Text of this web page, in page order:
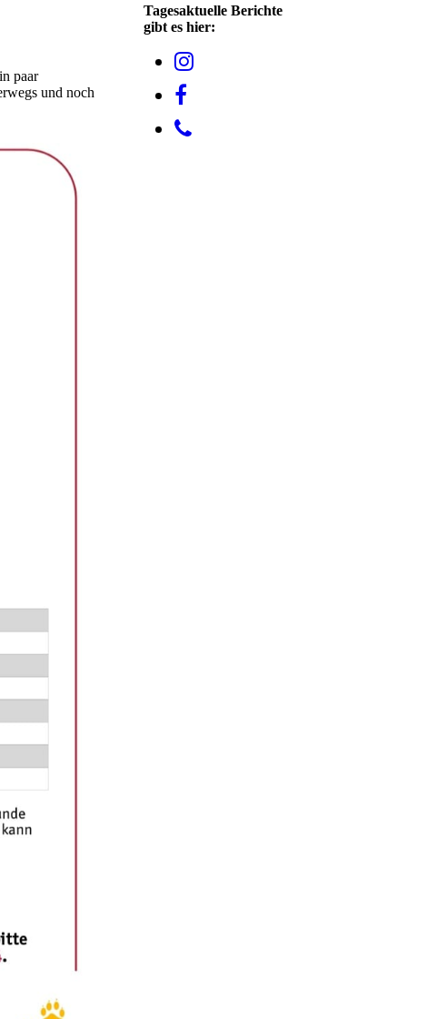
paar
und noch
Tagesaktuelle Berichte
gibt es hier: